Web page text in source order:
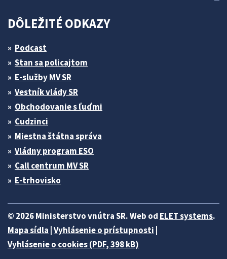
DÔLEŽITÉ ODKAZY
Podcast
Stan sa policajtom
E-služby MV SR
Vestník vlády SR
Obchodovanie s ľuďmi
Cudzinci
Miestna štátna správa
Vládny program ESO
Call centrum MV SR
E-trhovisko
© 2026 Ministerstvo vnútra SR. Web od ELET systems.
Mapa sídla Vyhlásenie o prístupnosti
Vyhlásenie o cookies (PDF, 398 kB)